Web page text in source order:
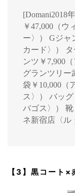
[Domani2018
￥47,000（ウ
ー〉） Gジャ
カード〉）
ンツ￥7,900
グランツリー
袋￥10,000（
ス〉） バッ
バゴス〉） 靴
ネ新宿店〈ル
【3】黒コート